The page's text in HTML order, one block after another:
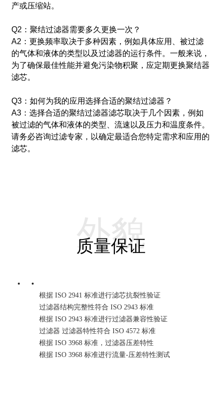
产或压缩站。
Q2：聚结过滤器需要多久更换一次？
A2：更换频率取决于多种因素，例如具体应用、被过滤
的气体和液体的类型以及过滤器的运行条件。 一般来说，
为了确保最佳性能并避免污染物积聚，应定期更换聚结器
滤芯。
Q3：如何为我的应用选择合适的聚结过滤器？
A3：选择合适的聚结过滤器滤芯取决于几个因素，例如
被过滤的气体和液体的类型、流速以及压力和温度条件。
请务必咨询过滤专家，以确定最适合您特定需求和应用的
滤芯。
质量保证
外貌
根据 ISO 2941 标准进行滤芯抗裂性验证
过滤器结构完整性符合 ISO 2943 标准
根据 ISO 2943 标准进行过滤器兼容性验证
过滤器 过滤器特性符合 ISO 4572 标准
根据 ISO 3968 标准，过滤器压差特性
根据 ISO 3968 标准进行流量-压差特性测试